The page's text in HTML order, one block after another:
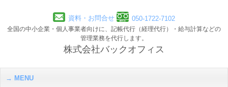
資料・お問合せ 050-1722-7102
全国の中小企業・個人事業者向けに、記帳代行（経理代行）・給与計算などの
管理業務を代行します。
株式会社バックオフィス
MENU